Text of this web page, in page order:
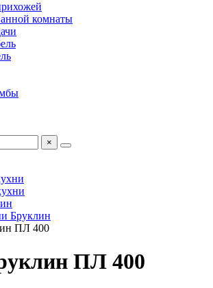
комнаты
×
Бруклин
ПЛ 400
ПЛ 400